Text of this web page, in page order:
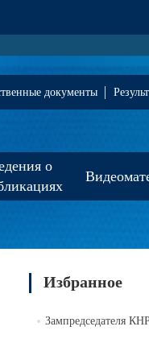
документы
о
Избранное
Зампредседателя